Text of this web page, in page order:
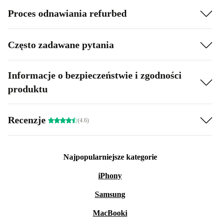
Proces odnawiania refurbed
Często zadawane pytania
Informacje o bezpieczeństwie i zgodności
produktu
Recenzje (4.6)
Najpopularniejsze kategorie
iPhony
Samsung
MacBooki